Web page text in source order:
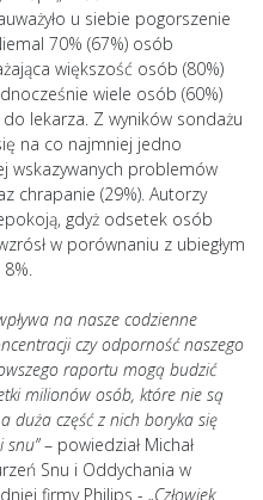
u siebie pogorszenie
70% (67%) osób
większość osób (80%)
wiele osób (60%)
lekarza. Z wyników sondażu
na co najmniej jedno
wskazywanych problemów
chrapanie (29%). Autorzy
gdyż odsetek osób
w porównaniu z ubiegłym
na nasze codzienne
czy odporność naszego
raportu mogą budzić
milionów osób, które nie są
duża część z nich boryka się
– powiedział Michał
Snu i Oddychania w
firmy Philips - „Człowiek